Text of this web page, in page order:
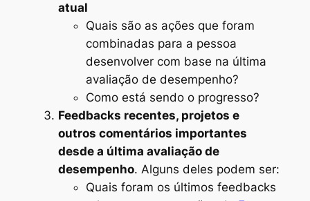
atual
Quais são as ações que foram
combinadas para a pessoa
desenvolver com base na última
avaliação de desempenho?
Como está sendo o progresso?
Feedbacks recentes, projetos e
outros comentários importantes
desde a última avaliação de
desempenho. Alguns deles podem ser:
Quais foram os últimos feedbacks